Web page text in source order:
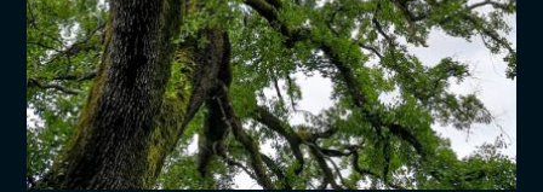
ContactosArtrópodes
Aracnídeos
Crustáceos
Diplópodes
Cnidários
Cordados
Anfíbios
Equinodermes
Angiospérmicas
Briófitas
Gimnospérmicas
Pteridófitas
Fungos
Ascomicetes
Basidiomicetes
Anelídeos
Artrópodes
Braquiópodes
Cnidários
Plantas
Gimnospérmicas
Pteridófitas
Chromista
Glossário
Revista Naturae digital
Financiamento